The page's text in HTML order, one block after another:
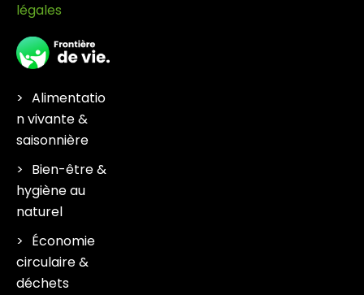
légales
Alimentatio
n vivante &
saisonnière
Bien-être &
hygiène au
naturel
Économie
circulaire &
déchets